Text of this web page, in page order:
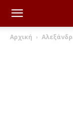
Αρχική